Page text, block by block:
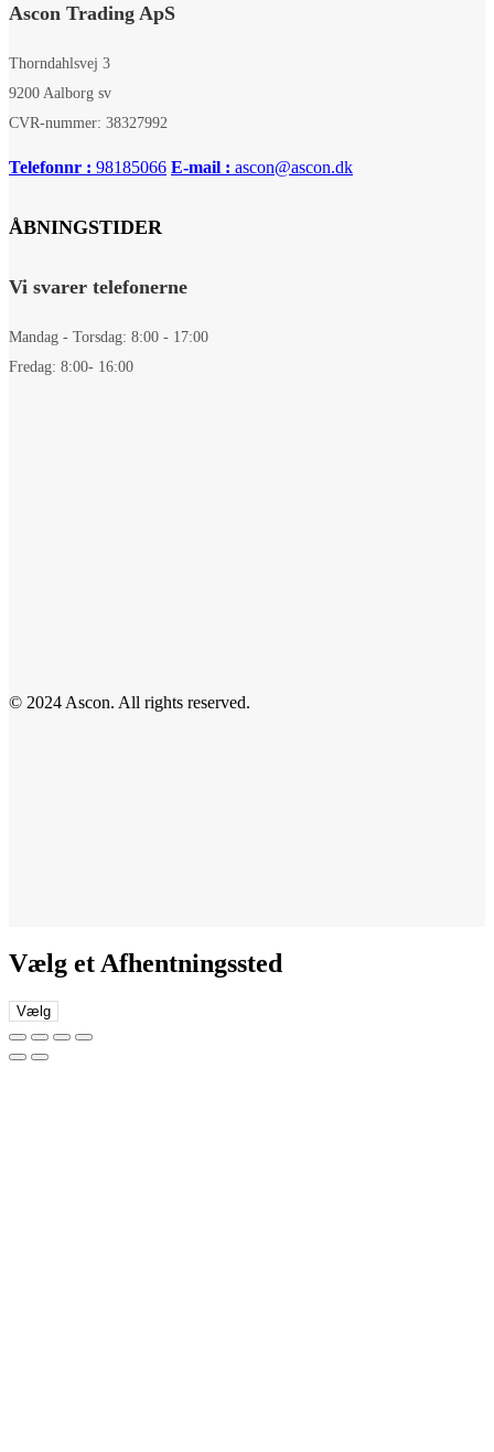
Ascon Trading ApS
Thorndahlsvej 3
9200 Aalborg sv
CVR-nummer: 38327992
Telefonnr : 98185066 E-mail : ascon@ascon.dk
ÅBNINGSTIDER
Vi svarer telefonerne
Mandag - Torsdag: 8:00 - 17:00
Fredag: 8:00- 16:00
© 2024 Ascon. All rights reserved.
Vælg et Afhentningssted
Vælg